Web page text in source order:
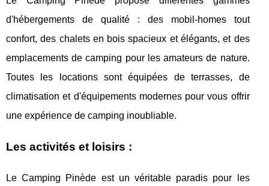
d'hébergements de qualité : des mobil-homes tout
confort, des chalets en bois spacieux et élégants, et des
emplacements de camping pour les amateurs de nature.
Toutes les locations sont équipées de terrasses, de
climatisation et d'équipements modernes pour vous offrir
une expérience de camping inoubliable.
Les activités et loisirs :
Le Camping Pinède est un véritable paradis pour les